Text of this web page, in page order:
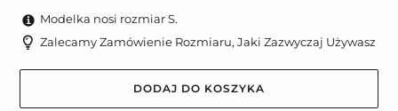
Modelka nosi rozmiar S.
Zalecamy Zamówienie Rozmiaru, Jaki Zazwyczaj Używasz
DODAJ DO KOSZYKA